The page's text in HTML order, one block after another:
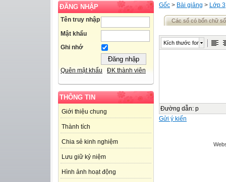
ĐĂNG NHẬP
Tên truy nhập
Mật khẩu
Ghi nhớ
Quên mật khẩu ĐK thành viên
THÔNG TIN
Giới thiệu chung
Thành tích
Chia sẻ kinh nghiệm
Lưu giữ kỷ niệm
Hình ảnh hoạt động
Gốc > Bài giảng > Lớp 3
Các số có bốn chữ số
Kích thước font
Đường dẫn: p
Gửi ý kiến